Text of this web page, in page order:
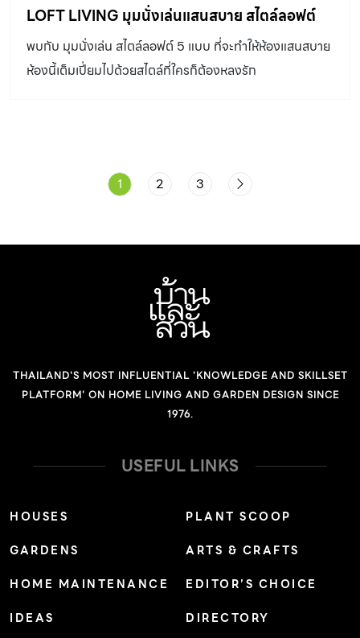
LOFT LIVING มุมนั่งเล่นแสนสบาย สไตล์ลอฟต์
พบกับ มุมนั่งเล่น สไตล์ลอฟต์ 5 แบบ ที่จะทำให้ห้องแสนสบาย
ห้องนี้เต็มเปี่ยมไปด้วยสไตล์ที่ใครก็ต้องหลงรัก
1 2 3
THAILAND'S MOST INFLUENTIAL 'KNOWLEDGE AND SKILLSET
PLATFORM' ON HOME LIVING AND GARDEN DESIGN SINCE
1976.
USEFUL LINKS
HOUSES
GARDENS
HOME MAINTENANCE
IDEAS
PLANT SCOOP
ARTS & CRAFTS
EDITOR’S CHOICE
DIRECTORY